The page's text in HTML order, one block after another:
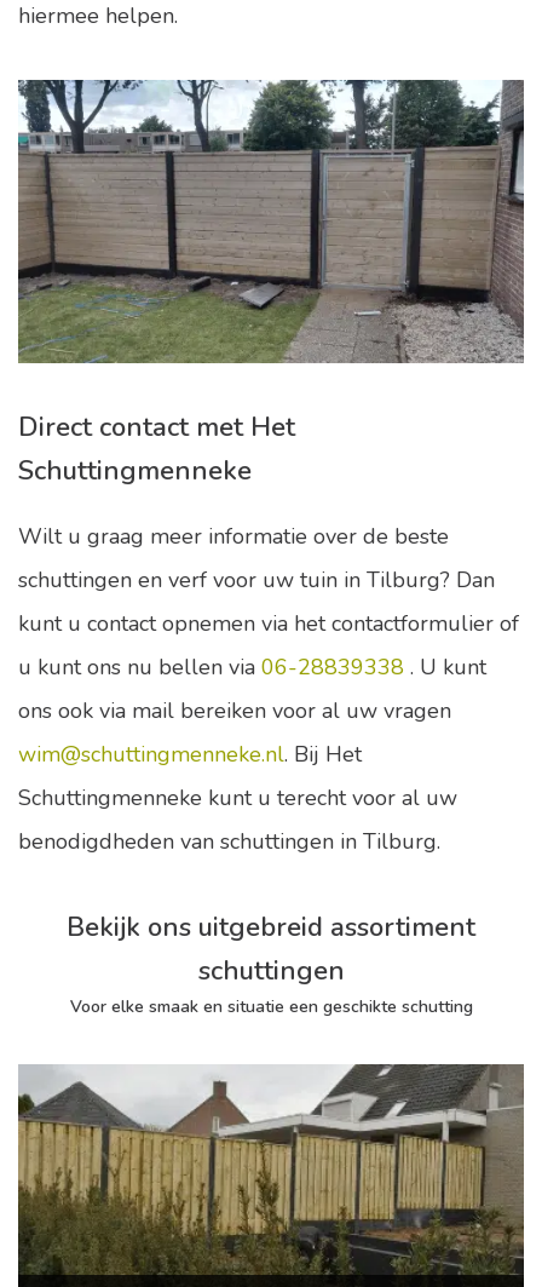
hiermee helpen.
Direct contact met Het
Schuttingmenneke
Wilt u graag meer informatie over de beste
schuttingen en verf voor uw tuin in Tilburg? Dan
kunt u contact opnemen via het contactformulier of
u kunt ons nu bellen via 06-28839338 . U kunt
ons ook via mail bereiken voor al uw vragen
wim@schuttingmenneke.nl. Bij Het
Schuttingmenneke kunt u terecht voor al uw
benodigdheden van schuttingen in Tilburg.
Bekijk ons uitgebreid assortiment
schuttingen
Voor elke smaak en situatie een geschikte schutting